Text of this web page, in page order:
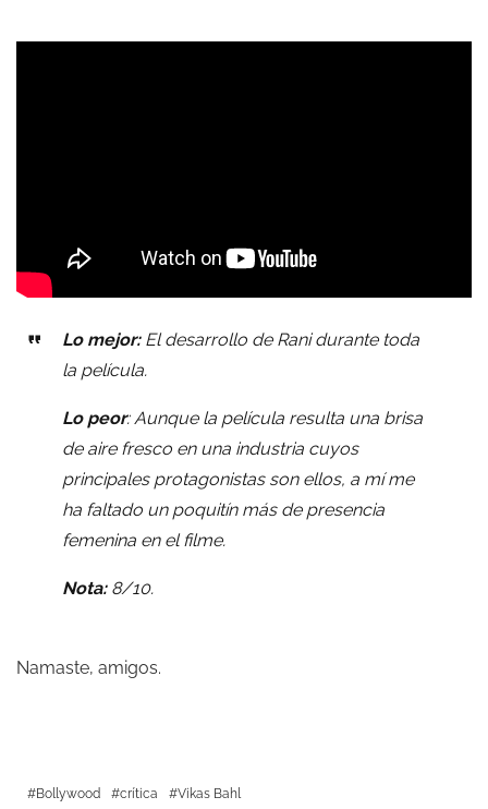
Lo mejor: El desarrollo de Rani durante toda
la película.
Lo peor: Aunque la película resulta una brisa
de aire fresco en una industria cuyos
principales protagonistas son ellos, a mí me
ha faltado un poquitín más de presencia
femenina en el filme.
Nota: 8/10.
Namaste, amigos.
Bollywood crítica Vikas Bahl